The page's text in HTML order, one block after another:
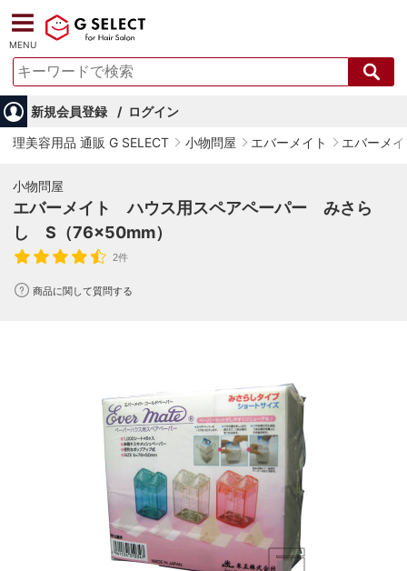
MENU
新規会員登録
ログイン
理美容用品 通販 G SELECT
小物問屋 エバーメイト エバーメ
小物問屋
エバーメイト ハウス用スペアペーパー みさら
し S（76×50mm）
2件
商品に関して質問する